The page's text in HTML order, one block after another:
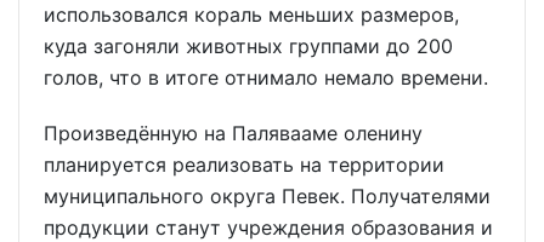
использовался кораль меньших размеров,
куда загоняли животных группами до 200
голов, что в итоге отнимало немало времени.
Произведённую на Палявааме оленину
планируется реализовать на территории
муниципального округа Певек. Получателями
продукции станут учреждения образования и